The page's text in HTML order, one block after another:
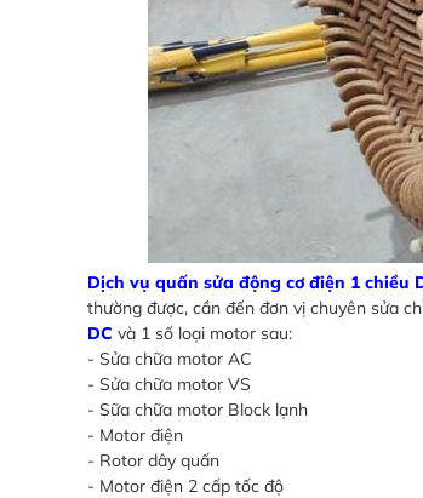
Dịch vụ quấn sửa động cơ điện 1 chiều
thường được, cần đến đơn vị chuyên sửa
DC và 1 số loại motor sau:
- Sửa chữa motor AC
- Sửa chữa motor VS
- Sữa chữa motor Block lạnh
- Motor điện
- Rotor dây quấn
- Motor điện 2 cấp tốc độ